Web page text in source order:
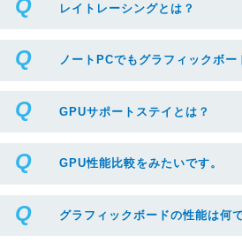
レイトレーシングとは？
ノートPCでもグラフィックボー
GPUサポートステイとは？
GPU性能比較をみたいです。
グラフィックボードの性能は何